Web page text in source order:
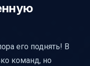
его поднять! В
команд, но